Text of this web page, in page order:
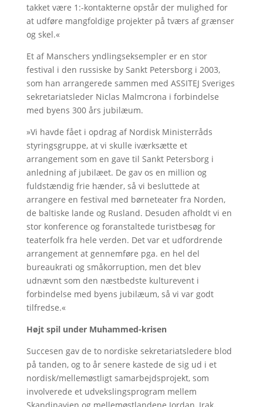
takket være 1:-kontakterne opstår der mulighed for
at udføre mangfoldige projekter på tværs af grænser
og skel.«
Et af Manschers yndlingseksempler er en stor
festival i den russiske by Sankt Petersborg i 2003,
som han arrangerede sammen med ASSITEJ Sveriges
sekretariatsleder Niclas Malmcrona i forbindelse
med byens 300 års jubilæum.
»Vi havde fået i opdrag af Nordisk Ministerråds
styringsgruppe, at vi skulle iværksætte et
arrangement som en gave til Sankt Petersborg i
anledning af jubilæet. De gav os en million og
fuldstændig frie hænder, så vi besluttede at
arrangere en festival med børneteater fra Norden,
de baltiske lande og Rusland. Desuden afholdt vi en
stor konference og foranstaltede turistbesøg for
teaterfolk fra hele verden. Det var et udfordrende
arrangement at gennemføre pga. en hel del
bureaukrati og småkorruption, men det blev
udnævnt som den næstbedste kulturevent i
forbindelse med byens jubilæum, så vi var godt
tilfredse.«
Højt spil under Muhammed-krisen
Succesen gav de to nordiske sekretariatsledere blod
på tanden, og to år senere kastede de sig ud i et
nordisk/mellemøstligt samarbejdsprojekt, som
involverede et udvekslingsprogram mellem
Skandinavien og mellemøstlandene Jordan, Irak,